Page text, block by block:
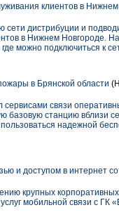
клиентов в Нижнем
дистрибуции и
в Нижнем Новгороде.
можно подключиться к
в Брянской области
связи
станцию вблизи
надежной
и доступом в интернет
крупных
услуг мобильной связи с